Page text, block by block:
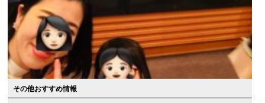
その他おすすめ情報